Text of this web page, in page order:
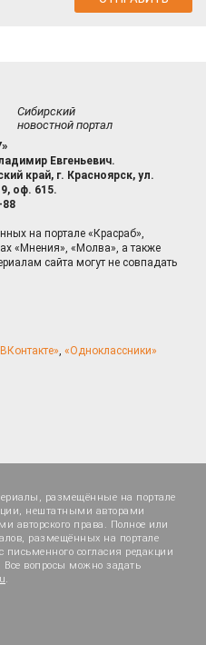
Сибирский
новостной портал
Евгеньевич.
край, г. Красноярск, ул.
оф. 615.
88
на портале «Красраб»,
«Мнения», «Молва», а также
сайта могут не совпадать
, «Одноклассники»
размещённые на портале
нештатными авторами
авторского права. Полное или
размещённых на портале
письменного согласия редакции
вопросы можно задать
.